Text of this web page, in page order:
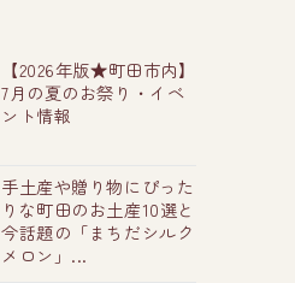
【2026年版★町田市内】
7月の夏のお祭り・イベ
ント情報
手土産や贈り物にぴった
りな町田のお土産10選と
今話題の「まちだシルク
メロン」...